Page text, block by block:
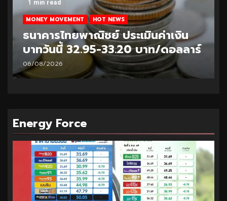
1 min read
MONEY MOVEMENT HOT NEWS
ธนาคารไทยพาณิชย์ ประเมินค่าเงิน
บาทวันนี้ 32.95-33.20 บาท/ดอลลาร์
06/08/2026
Energy Force